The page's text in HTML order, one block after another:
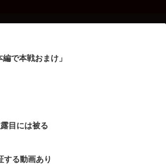
で本戦おまけ」
目には被る
する動画あり